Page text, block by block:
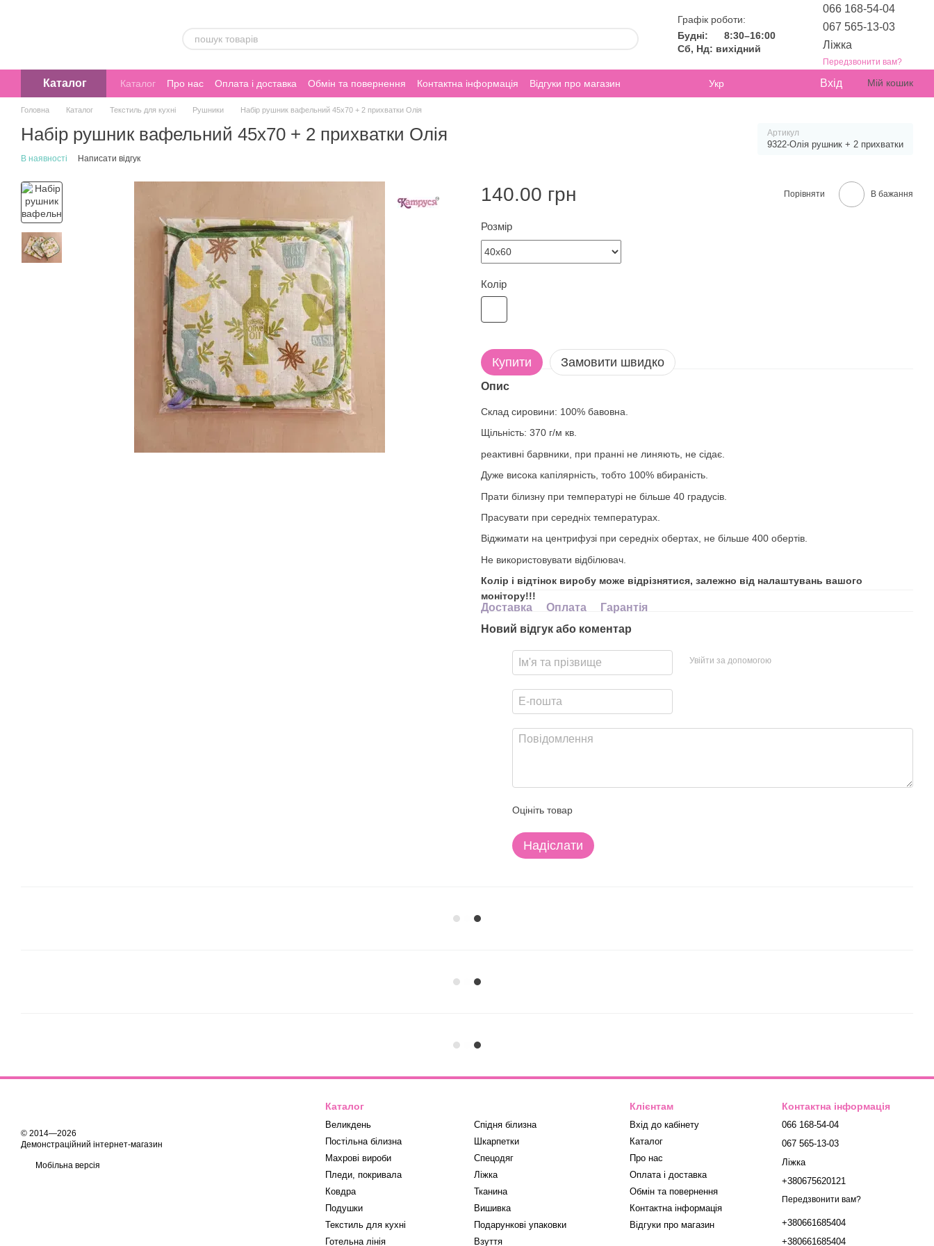
Графік роботи:
Будні:
8:30–16:00
Сб, Нд: вихідний
066 168-54-04
067 565-13-03
Ліжка
Передзвонити вам?
Каталог Каталог Про нас Оплата і доставка Обмін та повернення Контактна інформація Відгуки про магазин Укр Вхід Мій кошик
Головна Каталог Текстиль для кухні Рушники Набір рушник вафельний 45х70 + 2 прихватки Олія
Набір рушник вафельний 45х70 + 2 прихватки Олія Артикул
9322-Олія рушник + 2 прихватки
В наявності Написати відгук
140.00 грн Порівняти В бажання
Розмір
Колір
Купити Замовити швидко
Опис
Склад сировини: 100% бавовна.
Щільність: 370 г/м кв.
реактивні барвники, при пранні не линяють, не сідає.
Дуже висока капілярність, тобто 100% вбираність.
Прати білизну при температурі не більше 40 градусів.
Прасувати при середніх температурах.
Віджимати на центрифузі при середніх обертах, не більше 400 обертів.
Не використовувати відбілювач.
Колір і відтінок виробу може відрізнятися, залежно від налаштувань вашого
монітору!!!
Доставка Оплата
Гарантія
Новий відгук або коментар
Увійти за допомогою
Оцініть товар
Надіслати
© 2014—2026
Демонстраційний інтернет-магазин
Мобільна версія
Каталог
Великдень
Постільна білизна
Махрові вироби
Пледи, покривала
Ковдра
Подушки
Текстиль для кухні
Готельна лінія
Спідня білизна
Шкарпетки
Спецодяг
Ліжка
Тканина
Вишивка
Подарункові упаковки
Взуття
Клієнтам
Вхід до кабінету
Каталог
Про нас
Оплата і доставка
Обмін та повернення
Контактна інформація
Відгуки про магазин
Контактна інформація
066 168-54-04
067 565-13-03
Ліжка
+380675620121
Передзвонити вам?
+380661685404
+380661685404